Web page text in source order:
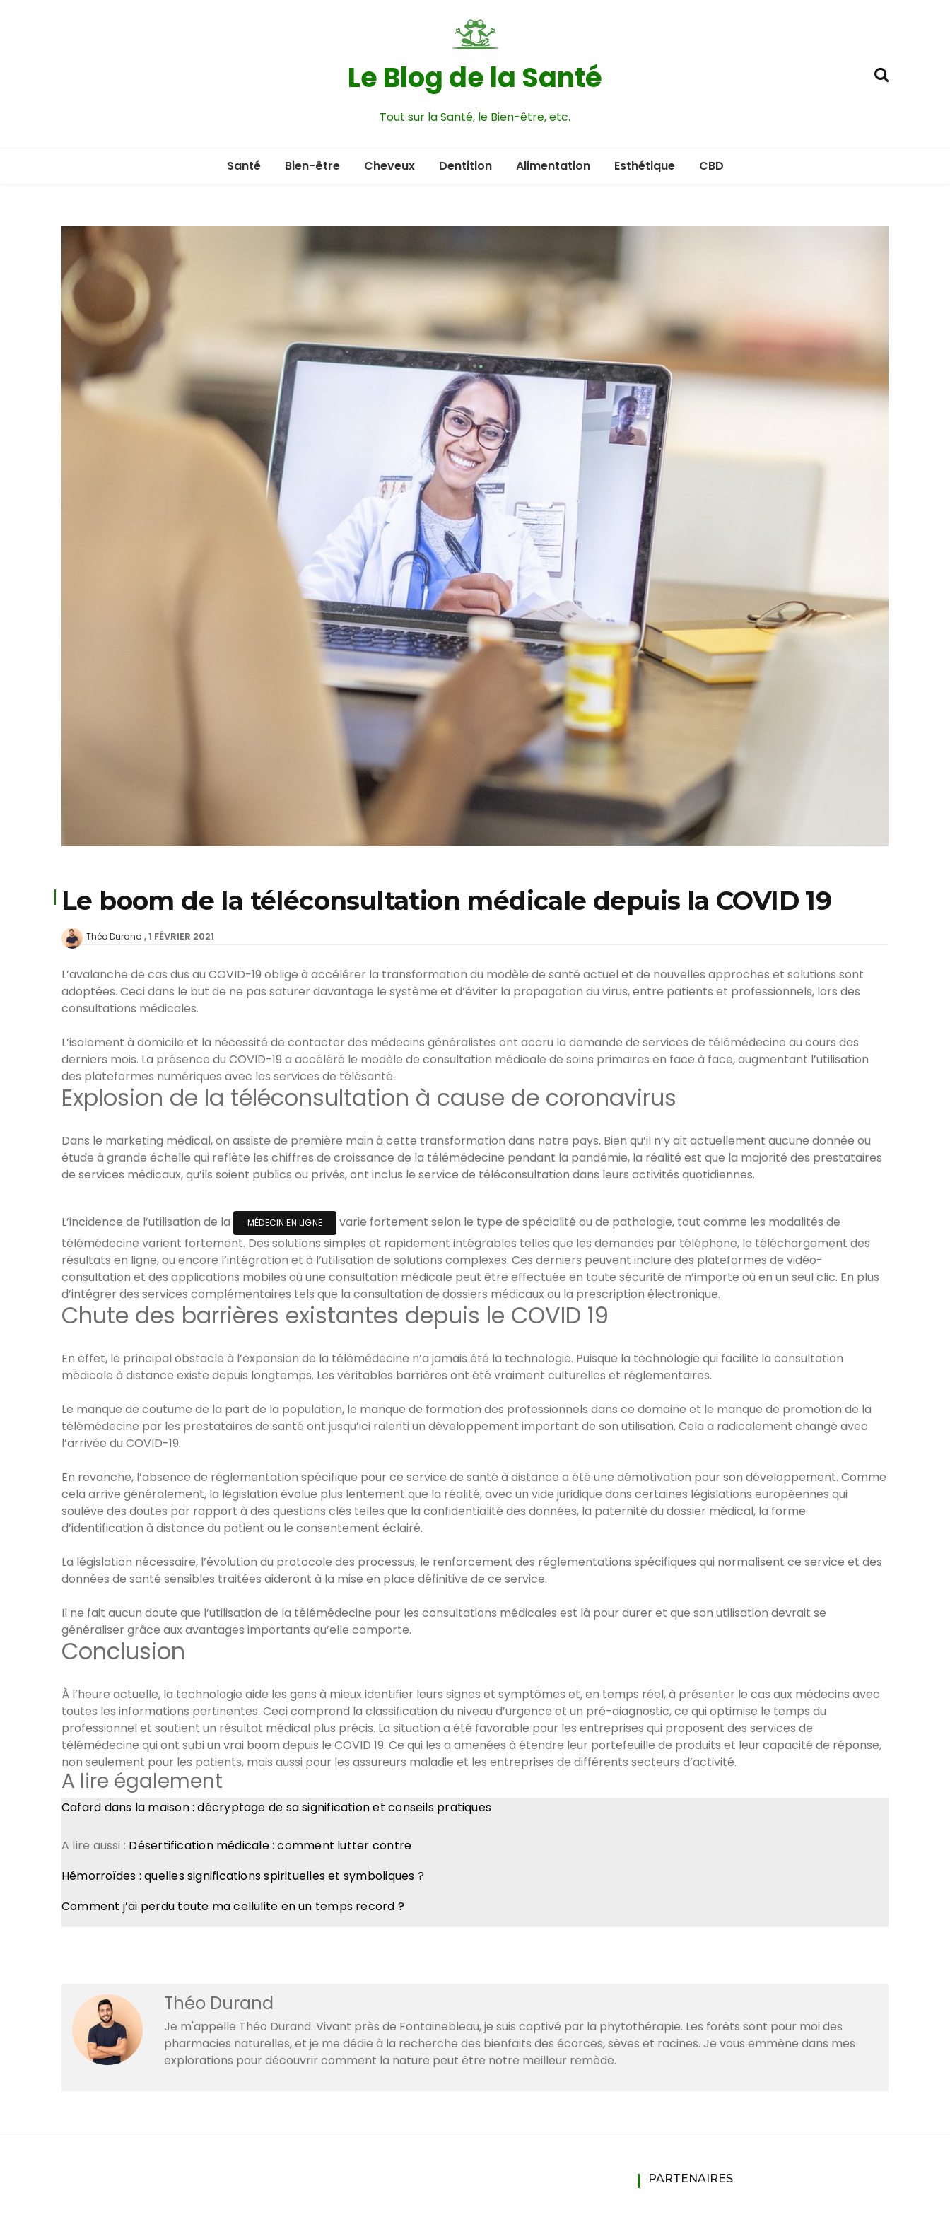
Le Blog de la Santé
Tout sur la Santé, le Bien-être, etc.
Santé Bien-être Cheveux Dentition Alimentation Esthétique CBD
Le boom de la téléconsultation médicale depuis la COVID 19
Théo Durand 1 FÉVRIER 2021
L’avalanche de cas dus au COVID-19 oblige à accélérer la transformation du modèle de santé actuel et de nouvelles approches et solutions sont
adoptées. Ceci dans le but de ne pas saturer davantage le système et d’éviter la propagation du virus, entre patients et professionnels, lors des
consultations médicales.
L’isolement à domicile et la nécessité de contacter des médecins généralistes ont accru la demande de services de télémédecine au cours des
derniers mois. La présence du COVID-19 a accéléré le modèle de consultation médicale de soins primaires en face à face, augmentant l’utilisation
des plateformes numériques avec les services de télésanté.
Explosion de la téléconsultation à cause de coronavirus
Dans le marketing médical, on assiste de première main à cette transformation dans notre pays. Bien qu’il n’y ait actuellement aucune donnée ou
étude à grande échelle qui reflète les chiffres de croissance de la télémédecine pendant la pandémie, la réalité est que la majorité des prestataires
de services médicaux, qu’ils soient publics ou privés, ont inclus le service de téléconsultation dans leurs activités quotidiennes.
L’incidence de l’utilisation de la MÉDECIN EN LIGNE
varie fortement selon le type de spécialité ou de pathologie, tout comme les modalités de
télémédecine varient fortement. Des solutions simples et rapidement intégrables telles que les demandes par téléphone, le téléchargement des
résultats en ligne, ou encore l’intégration et à l’utilisation de solutions complexes. Ces derniers peuvent inclure des plateformes de vidéo-
consultation et des applications mobiles où une consultation médicale peut être effectuée en toute sécurité de n’importe où en un seul clic. En plus
d’intégrer des services complémentaires tels que la consultation de dossiers médicaux ou la prescription électronique.
Chute des barrières existantes depuis le COVID 19
En effet, le principal obstacle à l’expansion de la télémédecine n’a jamais été la technologie. Puisque la technologie qui facilite la consultation
médicale à distance existe depuis longtemps. Les véritables barrières ont été vraiment culturelles et réglementaires.
Le manque de coutume de la part de la population, le manque de formation des professionnels dans ce domaine et le manque de promotion de la
télémédecine par les prestataires de santé ont jusqu’ici ralenti un développement important de son utilisation. Cela a radicalement changé avec
l’arrivée du COVID-19.
En revanche, l’absence de réglementation spécifique pour ce service de santé à distance a été une démotivation pour son développement. Comme
cela arrive généralement, la législation évolue plus lentement que la réalité, avec un vide juridique dans certaines législations européennes qui
soulève des doutes par rapport à des questions clés telles que la confidentialité des données, la paternité du dossier médical, la forme
d’identification à distance du patient ou le consentement éclairé.
La législation nécessaire, l’évolution du protocole des processus, le renforcement des réglementations spécifiques qui normalisent ce service et des
données de santé sensibles traitées aideront à la mise en place définitive de ce service.
Il ne fait aucun doute que l’utilisation de la télémédecine pour les consultations médicales est là pour durer et que son utilisation devrait se
généraliser grâce aux avantages importants qu’elle comporte.
Conclusion
À l’heure actuelle, la technologie aide les gens à mieux identifier leurs signes et symptômes et, en temps réel, à présenter le cas aux médecins avec
toutes les informations pertinentes. Ceci comprend la classification du niveau d’urgence et un pré-diagnostic, ce qui optimise le temps du
professionnel et soutient un résultat médical plus précis. La situation a été favorable pour les entreprises qui proposent des services de
télémédecine qui ont subi un vrai boom depuis le COVID 19. Ce qui les a amenées à étendre leur portefeuille de produits et leur capacité de réponse,
non seulement pour les patients, mais aussi pour les assureurs maladie et les entreprises de différents secteurs d’activité.
A lire également
Cafard dans la maison : décryptage de sa signification et conseils pratiques
A lire aussi : Désertification médicale : comment lutter contre
Hémorroïdes : quelles significations spirituelles et symboliques ?
Comment j’ai perdu toute ma cellulite en un temps record ?
Théo Durand
Je m'appelle Théo Durand. Vivant près de Fontainebleau, je suis captivé par la phytothérapie. Les forêts sont pour moi des
pharmacies naturelles, et je me dédie à la recherche des bienfaits des écorces, sèves et racines. Je vous emmène dans mes
explorations pour découvrir comment la nature peut être notre meilleur remède.
PARTENAIRES